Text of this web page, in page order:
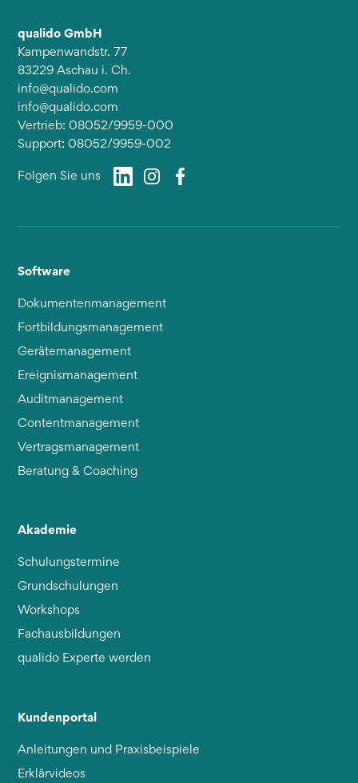
qualido GmbH
Kampenwandstr. 77
83229 Aschau i. Ch.
info@qualido.com
info@qualido.com
Vertrieb: 08052/9959-000
Support: 08052/9959-002
Folgen Sie uns
Software
Dokumentenmanagement
Fortbildungsmanagement
Gerätemanagement
Ereignismanagement
Auditmanagement
Contentmanagement
Vertragsmanagement
Beratung & Coaching
Akademie
Schulungstermine
Grundschulungen
Workshops
Fachausbildungen
qualido Experte werden
Kundenportal
Anleitungen und Praxisbeispiele
Erklärvideos